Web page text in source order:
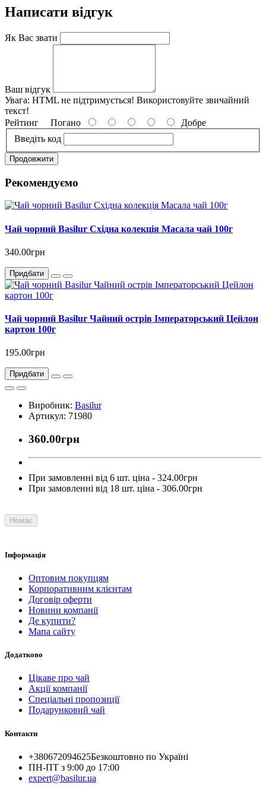
Написати відгук
Як Вас звати
Ваш відгук
Увага: HTML не підтримується! Використовуйте звичайний
текст!
Рейтинг Погано
Добре
Введіть код
Продовжити
Рекомендуємо
Чай чорний Basilur Східна колекція Масала чай 100г
340.00грн
Придбати
Чай чорний Basilur Чайний острів Імператорський Цейлон
картон 100г
195.00грн
Придбати
Виробник: Basilur
Артикул: 71980
360.00грн
При замовленні від 6 шт. ціна - 324.00грн
При замовленні від 18 шт. ціна - 306.00грн
Немає
Інформація
Оптовим покупцям
Корпоративним клієнтам
Договір оферти
Новини компанії
Де купити?
Мапа сайту
Додатково
Цікаве про чай
Акції компанії
Спеціальні пропозиції
Подарунковий чай
Контакти
+380672094625Безкоштовно по Україні
ПН-ПТ з 9:00 до 17:00
expert@basilur.ua